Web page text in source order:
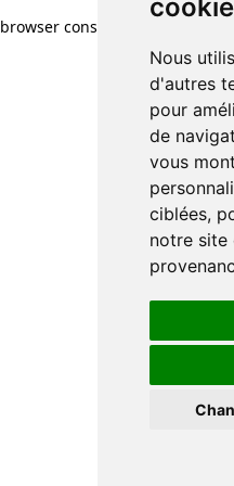
Nous
d'autres
pour
de
vous
ciblées,
notre site
browser console for more